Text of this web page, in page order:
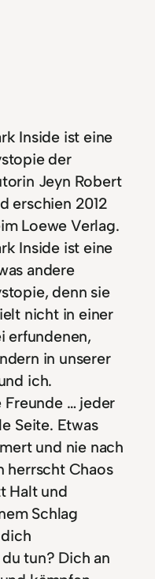
Inside ist eine
der
Jeyn Robert
erschien 2012
Loewe Verlag.
Inside ist eine
andere
denn sie
nicht in einer
erfundenen,
in unserer
ich.
Freunde … jeder
Seite. Etwas
und nie nach
herrscht Chaos
Halt und
Schlag
tun? Dich an